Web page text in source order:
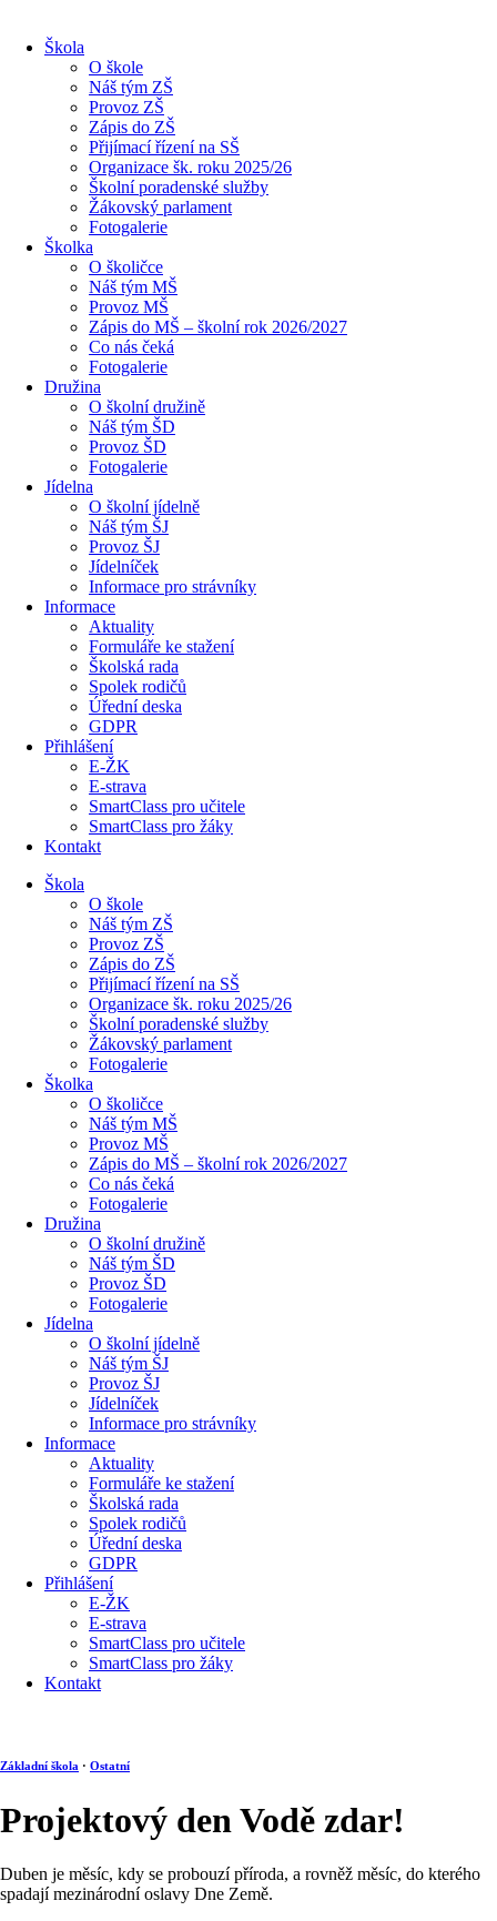
Škola
O škole
Náš tým ZŠ
Provoz ZŠ
Zápis do ZŠ
Přijímací řízení na SŠ
Organizace šk. roku 2025/26
Školní poradenské služby
Žákovský parlament
Fotogalerie
Školka
O školičce
Náš tým MŠ
Provoz MŠ
Zápis do MŠ – školní rok 2026/2027
Co nás čeká
Fotogalerie
Družina
O školní družině
Náš tým ŠD
Provoz ŠD
Fotogalerie
Jídelna
O školní jídelně
Náš tým ŠJ
Provoz ŠJ
Jídelníček
Informace pro strávníky
Informace
Aktuality
Formuláře ke stažení
Školská rada
Spolek rodičů
Úřední deska
GDPR
Přihlášení
E-ŽK
E-strava
SmartClass pro učitele
SmartClass pro žáky
Kontakt
Škola
O škole
Náš tým ZŠ
Provoz ZŠ
Zápis do ZŠ
Přijímací řízení na SŠ
Organizace šk. roku 2025/26
Školní poradenské služby
Žákovský parlament
Fotogalerie
Školka
O školičce
Náš tým MŠ
Provoz MŠ
Zápis do MŠ – školní rok 2026/2027
Co nás čeká
Fotogalerie
Družina
O školní družině
Náš tým ŠD
Provoz ŠD
Fotogalerie
Jídelna
O školní jídelně
Náš tým ŠJ
Provoz ŠJ
Jídelníček
Informace pro strávníky
Informace
Aktuality
Formuláře ke stažení
Školská rada
Spolek rodičů
Úřední deska
GDPR
Přihlášení
E-ŽK
E-strava
SmartClass pro učitele
SmartClass pro žáky
Kontakt
Základní škola · Ostatní
Projektový den Vodě zdar!
Duben je měsíc, kdy se probouzí příroda, a rovněž měsíc, do kterého
spadají mezinárodní oslavy Dne Země.